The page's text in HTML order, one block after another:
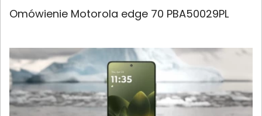
Omówienie Motorola edge 70 PBA50029PL